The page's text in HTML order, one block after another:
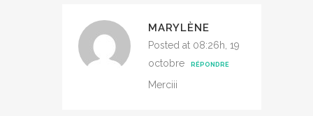
MARYLÈNE
Posted at 08:26h, 19
octobre
RÉPONDRE
Merciii